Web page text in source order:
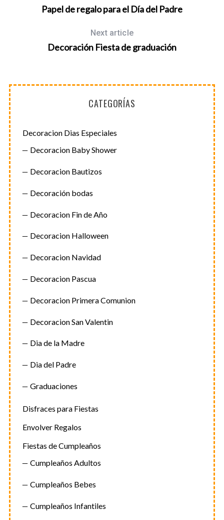
Papel de regalo para el Día del Padre
Next article
Decoración Fiesta de graduación
CATEGORÍAS
Decoracion Dias Especiales
Decoracion Baby Shower
Decoracion Bautizos
Decoración bodas
Decoracion Fin de Año
Decoracion Halloween
Decoracion Navidad
Decoracion Pascua
Decoracion Primera Comunion
Decoracion San Valentin
Dia de la Madre
Dia del Padre
Graduaciones
Disfraces para Fiestas
Envolver Regalos
Fiestas de Cumpleaños
Cumpleaños Adultos
Cumpleaños Bebes
Cumpleaños Infantiles